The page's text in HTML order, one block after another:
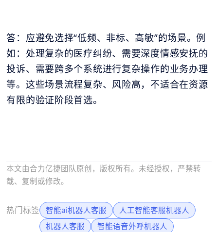
答：应避免选择“低频、非标、高敏”的场景。例
如：处理复杂的医疗纠纷、需要深度情感安抚的
投诉、需要跨多个系统进行复杂操作的业务办理
等。这些场景流程复杂、风险高，不适合在资源
有限的验证阶段首选。
本文由合力亿捷团队原创，版权所有。未经授权，严禁转
载、复制或修改。
热门标签 智能ai机器人客服
人工智能客服机器人
机器人客服
智能语音外呼机器人